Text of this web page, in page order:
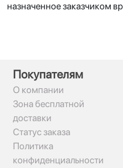
назначенное заказчиком
Покупателям
О компании
Зона бесплатной
доставки
Статус заказа
Политика
конфиденциальности